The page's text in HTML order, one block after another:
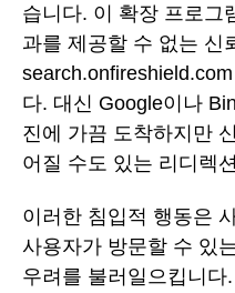
습니다. 이 확장 프로그
과를 제공할 수 없는 신
다. 대신 Google이나
진에 가끔 도착하지만
어질 수도 있는 리디렉
이러한 침입적 행동은
사용자가 방문할 수 있
우려를 불러일으킵니